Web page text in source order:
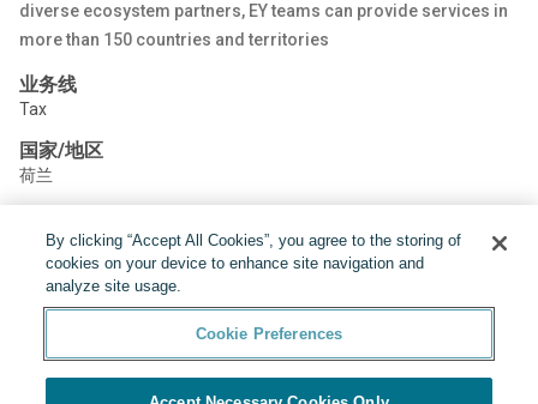
diverse ecosystem partners, EY teams can provide services in
more than 150 countries and territories
业务线
Tax
国家/地区
荷兰
分享:By clicking “Accept All Cookies”, you agree to the storing of
cookies on your device to enhance site navigation and
analyze site usage.
Cookie Preferences